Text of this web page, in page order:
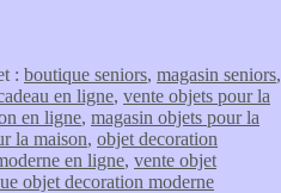
: boutique seniors, magasin seniors,
en ligne, vente objets pour la
en ligne, magasin objets pour la
la maison, objet decoration
en ligne, vente objet
objet decoration moderne